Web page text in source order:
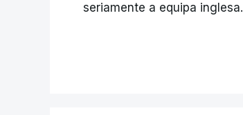
seriamente a equipa inglesa.